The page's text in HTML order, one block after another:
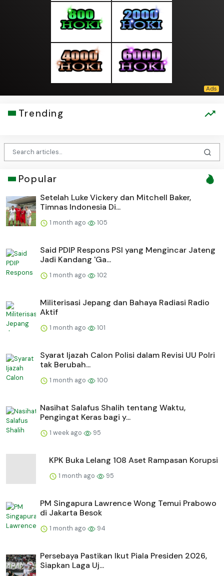
Trending
Popular
Setelah Luke Vickery dan Mitchell Baker,
Timnas Indonesia Di...
1 month ago 105
Said PDIP Respons PSI yang Mengincar Jateng
Jadi Kandang 'Ga...
1 month ago 102
Militerisasi Jepang dan Bahaya Radiasi Radio
Aktif
1 month ago 101
Syarat Ijazah Calon Polisi dalam Revisi UU Polri
tak Berubah...
1 month ago 100
Nasihat Salafus Shalih tentang Waktu,
Pengingat Keras bagi y...
1 week ago 95
KPK Buka Lelang 108 Aset Rampasan Korupsi
1 month ago 95
PM Singapura Lawrence Wong Temui Prabowo
di Jakarta Besok
1 month ago 94
Persebaya Pastikan Ikut Piala Presiden 2026,
Siapkan Laga Uj...